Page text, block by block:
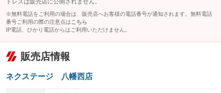
ドレスは販売店に公開されません。
※無料電話をご利用の場合は、販売店へお客様の電話番号が通知されます。無料電話
番号ご利用の際の注意点は こちら
IP電話、ひかり電話からはご利用いただけません。
販売店情報
ネクステージ 八幡西店